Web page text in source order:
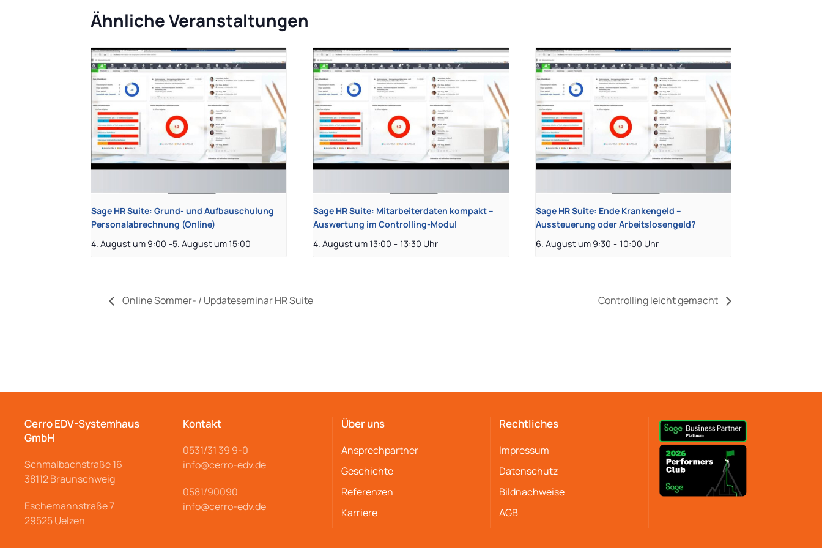
Ähnliche Veranstaltungen
Sage HR Suite: Grund- und Aufbauschulung
Personalabrechnung (Online)
4. August um 9:00 -5. August um 15:00
Sage HR Suite: Mitarbeiterdaten kompakt –
Auswertung im Controlling-Modul
4. August um 13:00 - 13:30
Sage HR Suite: Ende Krankengeld –
Aussteuerung oder Arbeitslosengeld?
6. August um 9:30 - 10:00
Online Sommer- / Updateseminar HR Suite Controlling leicht gemacht
Cerro EDV-Systemhaus
GmbH
Schmalbachstraße16
38112 Braunschweig
Eschemannstraße 7
29525 Uelzen
Kontakt
0531/31 39 9-0
info@cerro-edv.de
0581/90090
info@cerro-edv.de
Über uns
Ansprechpartner
Geschichte
Referenzen
Karriere
Rechtliches
Impressum
Datenschutz
Bildnachweise
AGB